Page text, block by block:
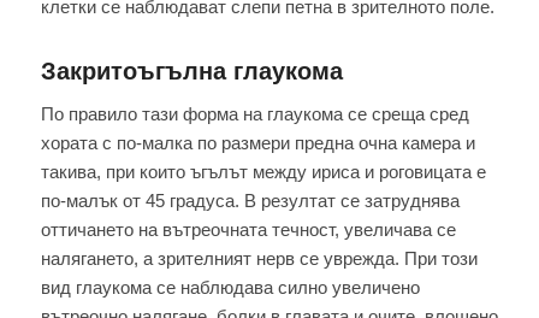
клетки се наблюдават слепи петна в зрителното поле.
Закритоъгълна глаукома
По правило тази форма на глаукома се среща сред
хората с по-малка по размери предна очна камера и
такива, при които ъгълът между ириса и роговицата е
по-малък от 45 градуса. В резултат се затруднява
оттичането на вътреочната течност, увеличава се
налягането, а зрителният нерв се уврежда. При този
вид глаукома се наблюдава силно увеличено